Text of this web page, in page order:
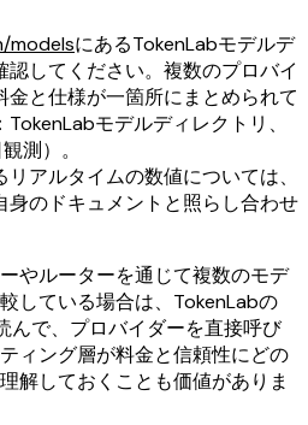
modelsにあるTokenLabモデルデ
認してください。複数のプロバイ
金と仕様が一箇所にまとめられて
モデルディレクトリ、
測）。
アルタイムの数値については、
身のドキュメントと照らし合わせ
やルーターを通じて複数のモデ
している場合は、TokenLabの
んで、プロバイダーを直接呼び
ィング層が料金と信頼性にどの
解しておくことも価値がありま